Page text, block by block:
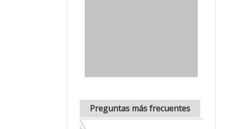
Preguntas más frecuentes